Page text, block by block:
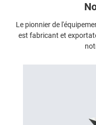
Le pionnier de
est fabricant et